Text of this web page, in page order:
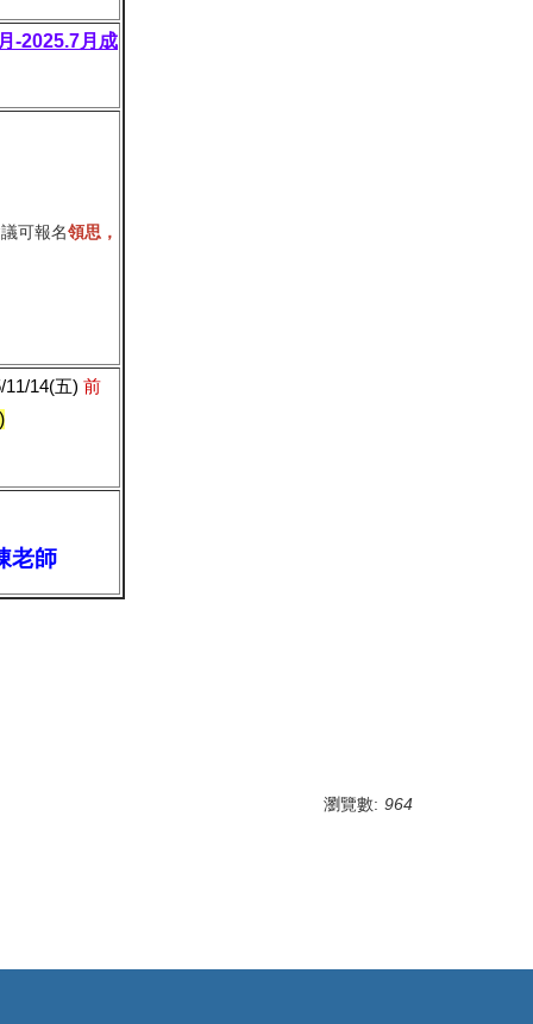
-2025.7月成
可報名領思，
14(五) 前
老師
瀏覽數: 964